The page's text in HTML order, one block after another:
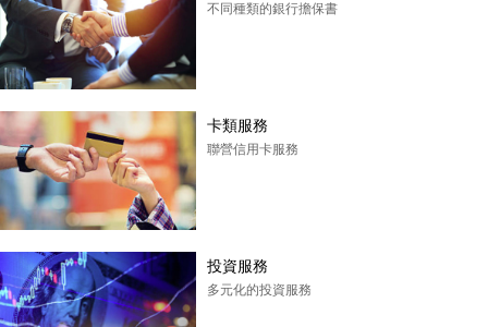
不同種類的銀行擔保書
卡類服務
聯營信用卡服務
投資服務
多元化的投資服務